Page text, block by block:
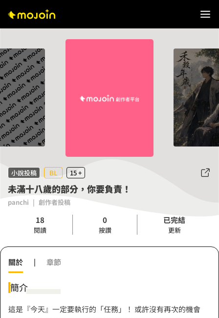
小說投稿 BL 15 +
未滿十八歲的部分，你要負責！
panchi | 創作者投稿
18
閱讀
0
按讚
已完結
更新
關於 | 章節
簡介
這是『今天』一定要執行的「任務」！ 或許沒有再次的機會